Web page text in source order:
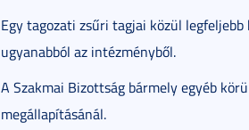
Egy tagozati zsűri tagjai közül
ugyanabból az intézményből.
A Szakmai Bizottság bármely egyéb
megállapításánál.